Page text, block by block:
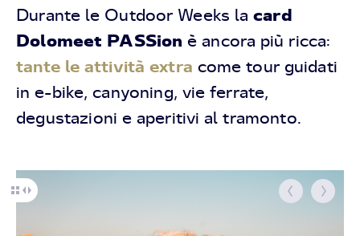
Durante le Outdoor Weeks lacard
Dolomeet PASSion è ancora più ricca:
tante le attività extra come tour guidati
in e-bike, canyoning, vie ferrate,
degustazioni e aperitivi al tramonto.